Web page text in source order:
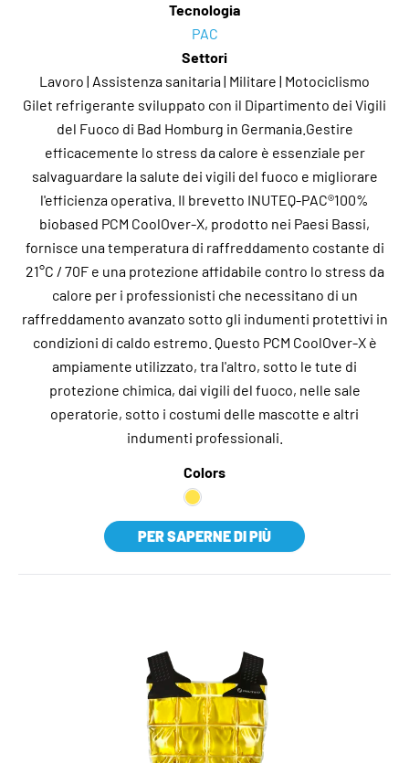
Tecnologia
PAC
Settori
Lavoro | Assistenza sanitaria | Militare | Motociclismo
Gilet refrigerante sviluppato con il Dipartimento dei Vigili
del Fuoco di Bad Homburg in Germania.Gestire
efficacemente lo stress da calore è essenziale per
salvaguardare la salute dei vigili del fuoco e migliorare
l'efficienza operativa. Il brevetto INUTEQ-PAC®100%
biobased PCM CoolOver-X, prodotto nei Paesi Bassi,
fornisce una temperatura di raffreddamento costante di
21°C / 70F e una protezione affidabile contro lo stress da
calore per i professionisti che necessitano di un
raffreddamento avanzato sotto gli indumenti protettivi in
condizioni di caldo estremo. Questo PCM CoolOver-X è
ampiamente utilizzato, tra l'altro, sotto le tute di
protezione chimica, dai vigili del fuoco, nelle sale
operatorie, sotto i costumi delle mascotte e altri
indumenti professionali.
Colors
PER SAPERNE DI PIÙ